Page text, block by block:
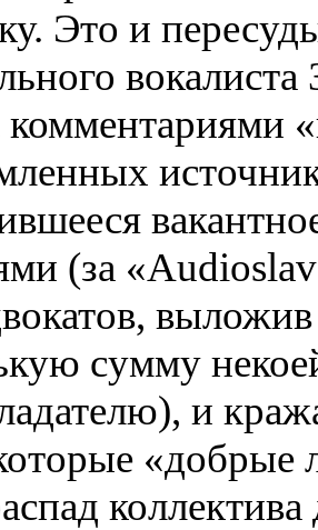
Это и
комментариями
(за
сумму
и
«добрые